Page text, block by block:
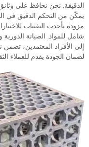
الدقيقة. نحن نحافظ على
يمكّن من التحكم الدقيق في
مزودة بأحدث التقنيات
إلى الأفراد المعتمدين، تضمن
لضمان الجودة يقدم للعملاء